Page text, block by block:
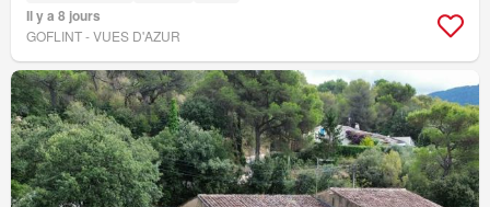
Il y a 8 jours
GOFLINT - VUES D'AZUR